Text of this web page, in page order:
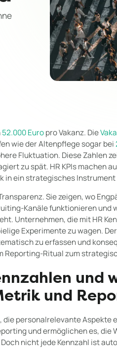
52.000 Europro Vakanz. Die
wie der Altenpflege sogar bei
Fluktuation. Diese Zahlen
zu spät. HR KPIs machen
in ein strategisches
Sie zeigen, wo
Kanäle funktionieren und
Unternehmen, die mit HR
Experimente zu wagen.
zu erfassen und
Reporting-Ritual zum
und
und
die personalrelevante
und ermöglichen es, die
nicht jede Kennzahl ist